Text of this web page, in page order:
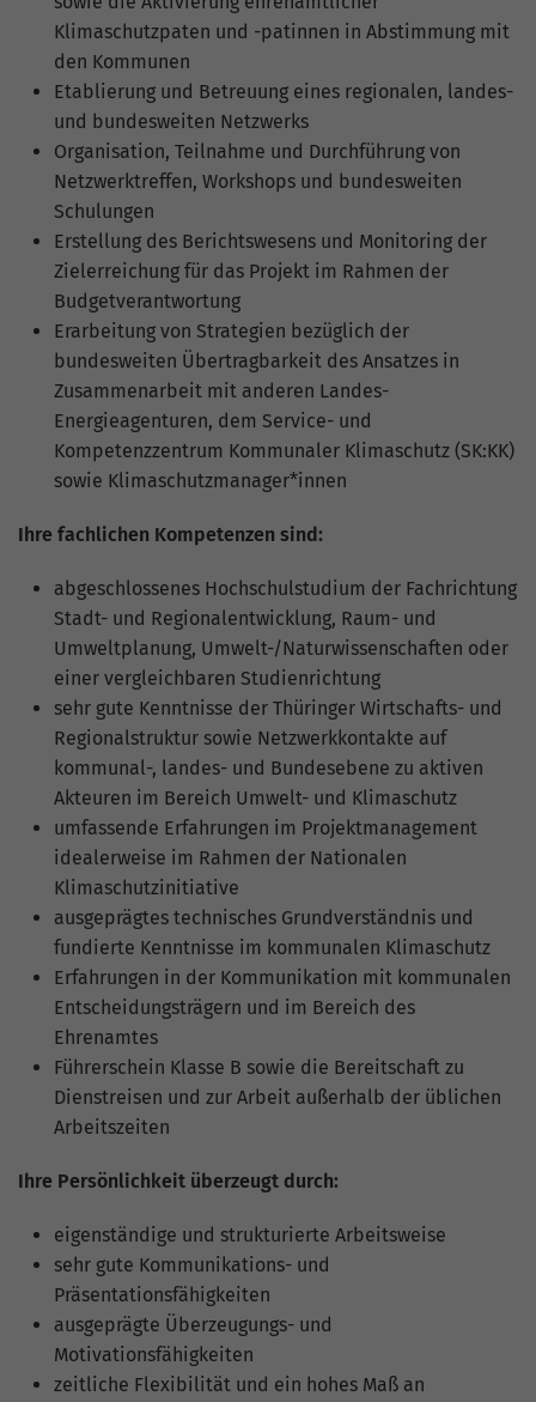
Klimaschutzpaten und -patinnen in Abstimmung mit
den Kommunen
Etablierung und Betreuung eines regionalen, landes-
und bundesweiten Netzwerks
Organisation, Teilnahme und Durchführung von
Netzwerktreffen, Workshops und bundesweiten
Schulungen
Erstellung des Berichtswesens und Monitoring der
Zielerreichung für das Projekt im Rahmen der
Budgetverantwortung
Erarbeitung von Strategien bezüglich der
bundesweiten Übertragbarkeit des Ansatzes in
Zusammenarbeit mit anderen Landes-
Energieagenturen, dem Service- und
Kompetenzzentrum Kommunaler Klimaschutz (SK:KK)
sowie Klimaschutzmanager*innen
Ihre fachlichen Kompetenzen sind:
abgeschlossenes Hochschulstudium der Fachrichtung
Stadt- und Regionalentwicklung, Raum- und
Umweltplanung, Umwelt-/Naturwissenschaften oder
einer vergleichbaren Studienrichtung
sehr gute Kenntnisse der Thüringer Wirtschafts- und
Regionalstruktur sowie Netzwerkkontakte auf
kommunal-, landes- und Bundesebene zu aktiven
Akteuren im Bereich Umwelt- und Klimaschutz
umfassende Erfahrungen im Projektmanagement
idealerweise im Rahmen der Nationalen
Klimaschutzinitiative
ausgeprägtes technisches Grundverständnis und
fundierte Kenntnisse im kommunalen Klimaschutz
Erfahrungen in der Kommunikation mit kommunalen
Entscheidungsträgern und im Bereich des
Ehrenamtes
Führerschein Klasse B sowie die Bereitschaft zu
Dienstreisen und zur Arbeit außerhalb der üblichen
Arbeitszeiten
Ihre Persönlichkeit überzeugt durch:
eigenständige und strukturierte Arbeitsweise
sehr gute Kommunikations- und
Präsentationsfähigkeiten
ausgeprägte Überzeugungs- und
Motivationsfähigkeiten
zeitliche Flexibilität und ein hohes Maß an
Zweck
Nutzung der Website für den
Analysebericht der Website zu verfolgen.
Die Cookies speichern Informationen
anonym und weisen eine zufällig
generierte Nummer zu, um eindeutige
Besucher zu identifizieren.
Name
Anbieter Google Analytics
Laufzeit 1 Tag
Dieses Cookie wird von Google Analytics
installiert. Das Cookie wird verwendet,
um Informationen darüber zu speichern,
wie Besucher eine Website nutzen, und
hilft bei der Erstellung eines
Website geht. Die erhobenen Daten
Quelle, aus der sie stammen, und die
Seiten in anonymisierter Form.
Name _gat_G-ZN01JG6TS4
Anbieter Google Analytics
Laufzeit 1 Minute
Dies ist ein von Google Analytics
gesetztes Cookie vom Mustertyp, bei dem
das Musterelement auf dem Namen die
eindeutige Identitätsnummer des Kontos
oder der Website enthält, auf das es sich
bezieht. Es scheint eine Variation des
_gat-Cookies zu sein, das verwendet wird,
hohem Traffic-Aufkommen
aufgezeichnete Datenmenge zu
begrenzen.